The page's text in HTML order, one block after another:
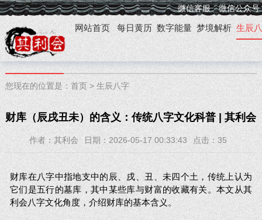
微信客服 微信公众号
网站首页 每日黄历 数字能量 梦境解析 生辰
您现在的位置是： 首页> 生辰八字
财库（辰戌丑未）的含义：传统八字文化科普 | 其利会
作者：其利会 日期：2026-05-17 00:33:43 点击： 35
财库在八字中指地支中的辰、戌、丑、未四个土，传统上认为
它们是五行的墓库，其中某些库与财富的收藏有关。本文从其
利会八字文化角度，介绍财库的基本含义。